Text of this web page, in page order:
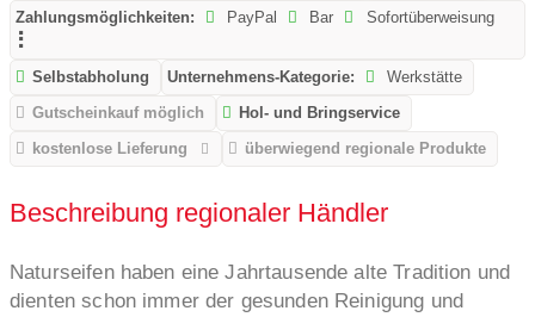
Zahlungsmöglichkeiten:
PayPal Bar Sofortüberweisung
Selbstabholung Unternehmens-Kategorie:
Werkstätte
Gutscheinkauf möglich
Hol- und Bringservice
kostenlose Lieferung
überwiegend regionale Produkte
Beschreibung regionaler Händler
Naturseifen haben eine Jahrtausende alte Tradition und
dienten schon immer der gesunden Reinigung und